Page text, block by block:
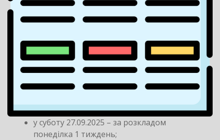
у суботу 27.09.2025 – за розкладом
понеділка 1 тиждень;